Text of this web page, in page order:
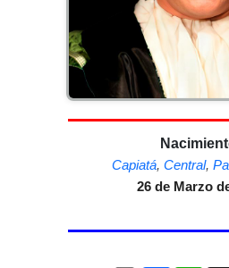
Capiatá, Central,
26 de Marzo